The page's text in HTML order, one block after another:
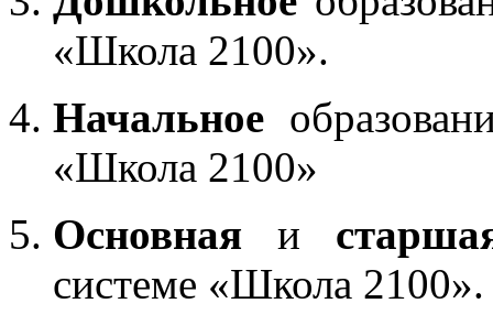
«Школа 2100».
Начальное
«Школа 2100»
Основная и
системе «Школа 2100».